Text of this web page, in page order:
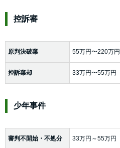
控訴審
原判決破棄 55万円〜220万円
控訴棄却 33万円〜55万円
少年事件
審判不開始・不処分 33万円～55万円